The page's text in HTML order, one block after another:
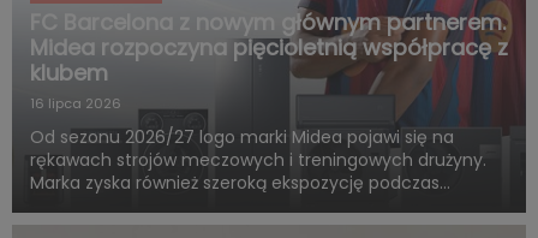
FC Barcelona z nowym głównym partnerem.
Midea rozpoczyna pięcioletnią współpracę z
klubem
16 lipca 2026
Od sezonu 2026/27 logo marki Midea pojawi się na
rękawach strojów meczowych i treningowych drużyny.
Marka zyska również szeroką ekspozycję podczas
współpraca obejmie także wspólne działania skierowane